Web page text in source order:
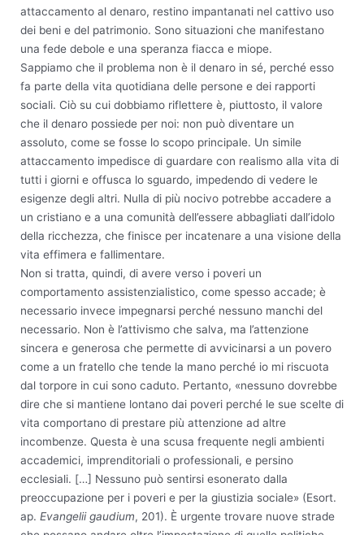
attaccamento al denaro, restino impantanati nel cattivo uso
dei beni e del patrimonio. Sono situazioni che manifestano
una fede debole e una speranza fiacca e miope.
Sappiamo che il problema non è il denaro in sé, perché esso
fa parte della vita quotidiana delle persone e dei rapporti
sociali. Ciò su cui dobbiamo riflettere è, piuttosto, il valore
che il denaro possiede per noi: non può diventare un
assoluto, come se fosse lo scopo principale. Un simile
attaccamento impedisce di guardare con realismo alla vita di
tutti i giorni e offusca lo sguardo, impedendo di vedere le
esigenze degli altri. Nulla di più nocivo potrebbe accadere a
un cristiano e a una comunità dell’essere abbagliati dall’idolo
della ricchezza, che finisce per incatenare a una visione della
vita effimera e fallimentare.
Non si tratta, quindi, di avere verso i poveri un
comportamento assistenzialistico, come spesso accade; è
necessario invece impegnarsi perché nessuno manchi del
necessario. Non è l’attivismo che salva, ma l’attenzione
sincera e generosa che permette di avvicinarsi a un povero
come a un fratello che tende la mano perché io mi riscuota
dal torpore in cui sono caduto. Pertanto, «nessuno dovrebbe
dire che si mantiene lontano dai poveri perché le sue scelte di
vita comportano di prestare più attenzione ad altre
incombenze. Questa è una scusa frequente negli ambienti
accademici, imprenditoriali o professionali, e persino
ecclesiali. […] Nessuno può sentirsi esonerato dalla
preoccupazione per i poveri e per la giustizia sociale» (Esort.
ap. Evangelii gaudium, 201). È urgente trovare nuove strade